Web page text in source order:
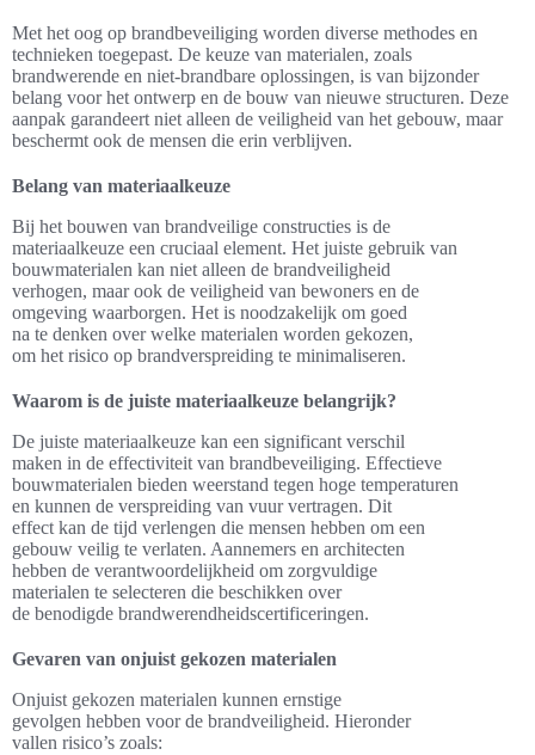
Met het oog op brandbeveiliging worden diverse methodes en
technieken toegepast. De keuze van materialen, zoals
brandwerende en niet-brandbare oplossingen, is van bijzonder
belang voor het ontwerp en de bouw van nieuwe structuren. Deze
aanpak garandeert niet alleen de veiligheid van het gebouw, maar
beschermt ook de mensen die erin verblijven.
Belang van materiaalkeuze
Bij het bouwen van brandveilige constructies is de
materiaalkeuze een cruciaal element. Het juiste gebruik van
bouwmaterialen kan niet alleen de brandveiligheid
verhogen, maar ook de veiligheid van bewoners en de
omgeving waarborgen. Het is noodzakelijk om goed
na te denken over welke materialen worden gekozen,
om het risico op brandverspreiding te minimaliseren.
Waarom is de juiste materiaalkeuze belangrijk?
De juiste materiaalkeuze kan een significant verschil
maken in de effectiviteit van brandbeveiliging. Effectieve
bouwmaterialen bieden weerstand tegen hoge temperaturen
en kunnen de verspreiding van vuur vertragen. Dit
effect kan de tijd verlengen die mensen hebben om een
gebouw veilig te verlaten. Aannemers en architecten
hebben de verantwoordelijkheid om zorgvuldige
materialen te selecteren die beschikken over
de benodigde brandwerendheidscertificeringen.
Gevaren van onjuist gekozen materialen
Onjuist gekozen materialen kunnen ernstige
gevolgen hebben voor de brandveiligheid. Hieronder
vallen risico’s zoals: